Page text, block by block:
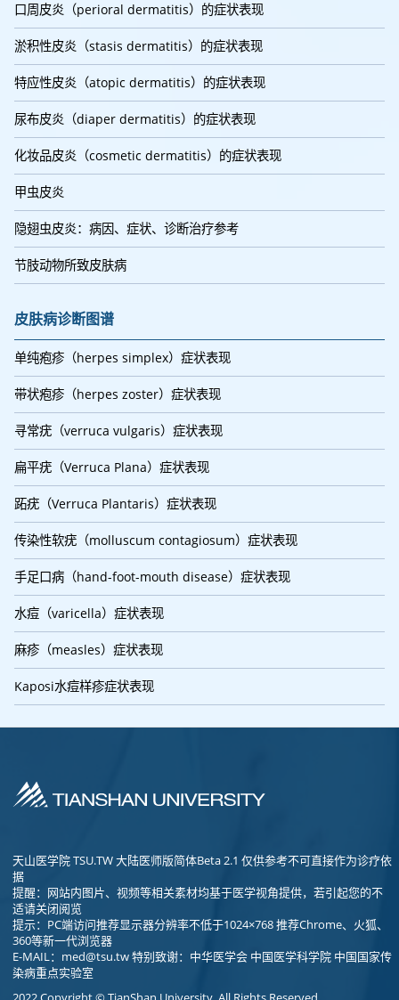
口周皮炎（perioral dermatitis）的症状表现
淤积性皮炎（stasis dermatitis）的症状表现
特应性皮炎（atopic dermatitis）的症状表现
尿布皮炎（diaper dermatitis）的症状表现
化妆品皮炎（cosmetic dermatitis）的症状表现
甲虫皮炎
隐翅虫皮炎：病因、症状、诊断治疗参考
节肢动物所致皮肤病
皮肤病诊断图谱
单纯疱疹（herpes simplex）症状表现
带状疱疹（herpes zoster）症状表现
寻常疣（verruca vulgaris）症状表现
扁平疣（Verruca Plana）症状表现
跖疣（Verruca Plantaris）症状表现
传染性软疣（molluscum contagiosum）症状表现
手足口病（hand-foot-mouth disease）症状表现
水痘（varicella）症状表现
麻疹（measles）症状表现
Kaposi水痘样疹症状表现
天山医学院 TSU.TW 大陆医师版简体Beta 2.1 仅供参考不可直接作为诊疗依
据
提醒：网站内图片、视频等相关素材均基于医学视角提供，若引起您的不
适请关闭阅览
提示：PC端访问推荐显示器分辨率不低于1024×768 推荐Chrome、火狐、
360等新一代浏览器
E-MAIL： med@tsu.tw特别致谢：中华医学会 中国医学科学院 中国国家传
染病重点实验室